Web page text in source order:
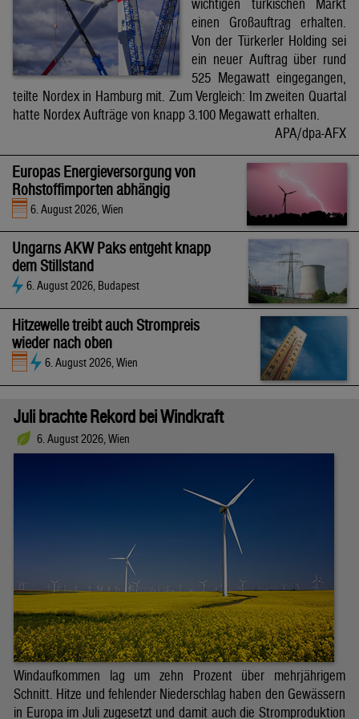
wichtigen türkischen Markt
einen Großauftrag erhalten.
Von der Türkerler Holding sei
ein neuer Auftrag über rund
525 Megawatt eingegangen,
teilte Nordex in Hamburg mit. Zum Vergleich: Im zweiten Quartal
hatte Nordex Aufträge von knapp 3.100 Megawatt erhalten.
APA/dpa-AFX
Europas Energieversorgung von
Rohstoffimporten abhängig
6. August 2026, Wien
Ungarns AKW Paks entgeht knapp
dem Stillstand
6. August 2026, Budapest
Hitzewelle treibt auch Strompreis
wieder nach oben
6. August 2026, Wien
Juli brachte Rekord bei Windkraft
6. August 2026, Wien
Windaufkommen lag um zehn Prozent über mehrjährigem
Schnitt. Hitze und fehlender Niederschlag haben den Gewässern
in Europa im Juli zugesetzt und damit auch die Stromproduktion